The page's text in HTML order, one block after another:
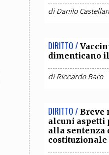
diDanilo
DIRITTO /
dimenticano
diRiccardo Baro
DIRITTO / Breve
alcuni
alla sentenza